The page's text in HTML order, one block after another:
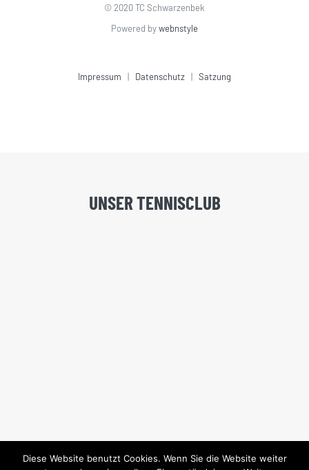
© 2020 TC Schwarzenbek
Powered bywebnstyle
Impressum | Datenschutz | Satzung
UNSER TENNISCLUB
Diese Website benutzt Cookies. Wenn Sie die Website weiter